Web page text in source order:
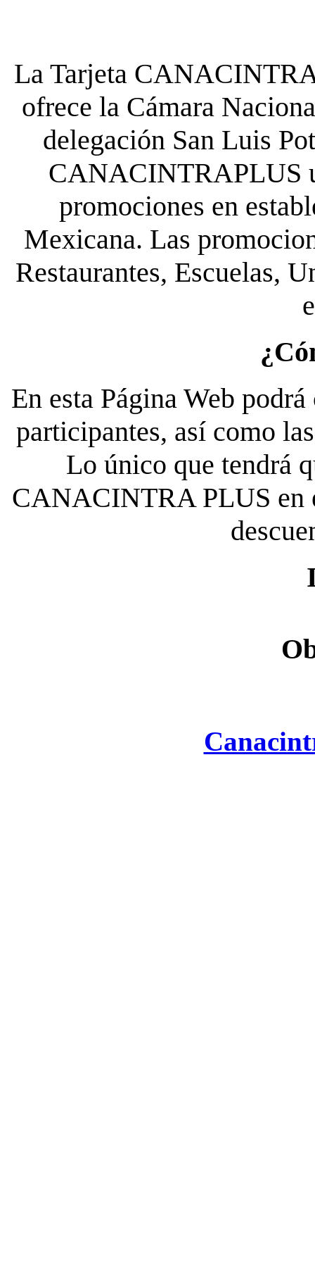
La Tarjeta
ofrece la Cámara
delegación San Luis
CANACINTRAPLUS
promociones en
Mexicana. Las
Restaurantes, Escuelas,
En esta Página Web
participantes, así como
Lo único que tendrá
CANACINTRA PLUS en